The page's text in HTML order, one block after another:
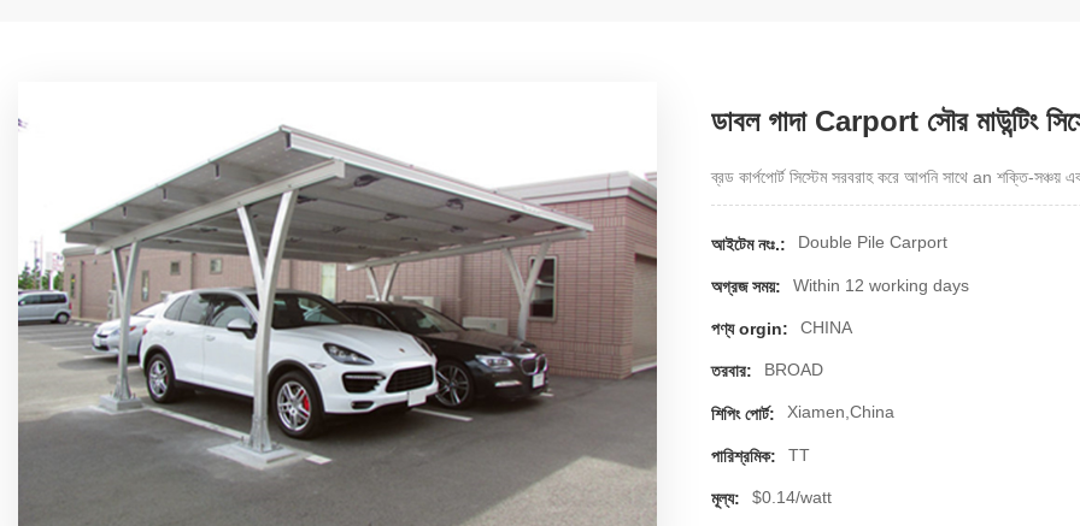
ডাবল গাদা Carport সৌর মাউন্টিং
ব্রড কার্পপোর্ট সিস্টেম সরবরাহ করে আপনি সাথে an শক্তি-সঞ্চয়
আইটেম নংঃ.: Double Pile Carport
অগ্রজ সময়: Within 12 working days
পণ্য orgin: CHINA
তরবার: BROAD
শিপিং পোর্ট: Xiamen,China
পারিশ্রমিক: TT
মূল্য: $0.14/watt